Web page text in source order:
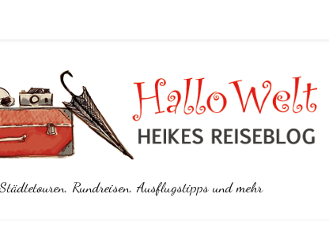
Rundreisen, Ausflugstipps und mehr